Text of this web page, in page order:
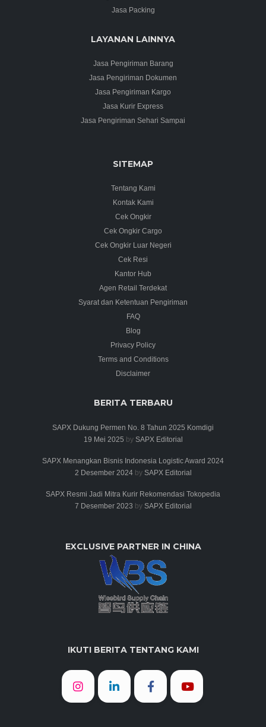
Jasa Packing
LAYANAN LAINNYA
Jasa Pengiriman Barang
Jasa Pengiriman Dokumen
Jasa Pengiriman Kargo
Jasa Kurir Express
Jasa Pengiriman Sehari Sampai
SITEMAP
Tentang Kami
Kontak Kami
Cek Ongkir
Cek Ongkir Cargo
Cek Ongkir Luar Negeri
Cek Resi
Kantor Hub
Agen Retail Terdekat
Syarat dan Ketentuan Pengiriman
FAQ
Blog
Privacy Policy
Terms and Conditions
Disclaimer
BERITA TERBARU
SAPX Dukung Permen No. 8 Tahun 2025 Komdigi
19 Mei 2025 by SAPX Editorial
SAPX Menangkan Bisnis Indonesia Logistic Award 2024
2 Desember 2024by SAPX Editorial
SAPX Resmi Jadi Mitra Kurir Rekomendasi Tokopedia
7 Desember 2023 by SAPX Editorial
EXCLUSIVE PARTNER IN CHINA
IKUTI BERITA TENTANG KAMI